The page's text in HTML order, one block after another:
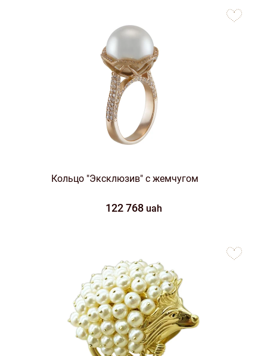
Кольцо "Эксклюзив" с жемчугом
122 768 uah
favorites
favorites